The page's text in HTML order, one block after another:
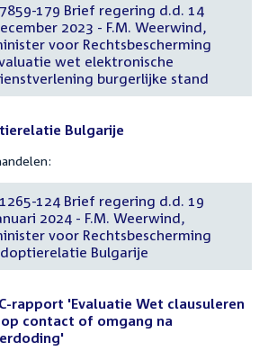
179 Brief regering d.d. 14
2023 - F.M. Weerwind,
voor Rechtsbescherming
wet elektronische
burgerlijke stand
Bulgarije
124 Brief regering d.d. 19
2024 - F.M. Weerwind,
voor Rechtsbescherming
Bulgarije
rapport 'Evaluatie Wet clausuleren
contact of omgang na